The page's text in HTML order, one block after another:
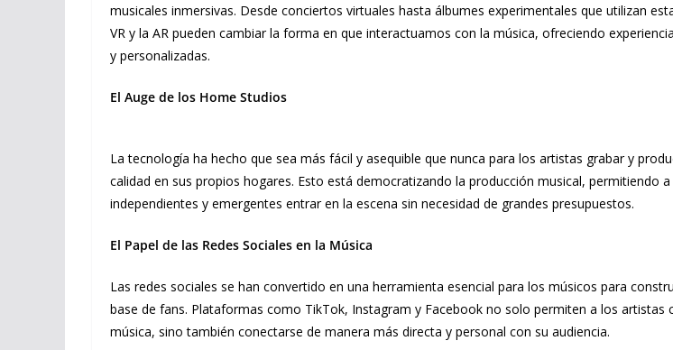
musicales inmersivas. Desde conciertos virtuales hasta álbumes experimentales que utilizan
VR y la AR pueden cambiar la forma en que interactuamos con la música, ofreciendo
y personalizadas.
El Auge de los Home Studios
La tecnología ha hecho que sea más fácil y asequible que nunca para los artistas grabar y
calidad en sus propios hogares. Esto está democratizando la producción musical, permitiendo
independientes y emergentes entrar en la escena sin necesidad de grandes presupuestos.
El Papel de las Redes Sociales en la Música
Las redes sociales se han convertido en una herramienta esencial para los músicos para
base de fans. Plataformas como TikTok, Instagram y Facebook no solo permiten a los artistas
música, sino también conectarse de manera más directa y personal con su audiencia.